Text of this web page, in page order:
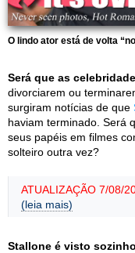
O lindo ator está de volta
Será que as
divorciarem ou
surgiram notícias de que
haviam terminado. Será
seus papéis em filmes
solteiro outra vez?
ATUALIZAÇÃO 7/08/
(leia mais)
Stallone é visto sozinho